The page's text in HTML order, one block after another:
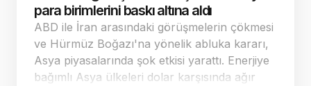
para birimlerini baskı altına aldı
ABD ile İran arasındaki görüşmelerin çökmesi
ve Hürmüz Boğazı'na yönelik abluka kararı,
Asya piyasalarında şok etkisi yarattı. Enerjiye
bağımlı Asya ülkeleri dolar karşısında ağır